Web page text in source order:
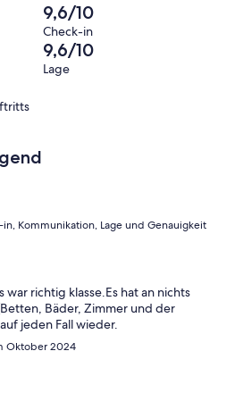
9,6/10
Check-in
9,6/10
Lage
Kommunikation, Lage und Genauigkeit
richtig klasse.Es hat an nichts
Bäder, Zimmer und der
jeden Fall wieder.
Oktober 2024